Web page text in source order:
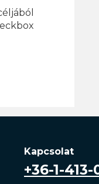
Kapcsolat
+36-1-413-